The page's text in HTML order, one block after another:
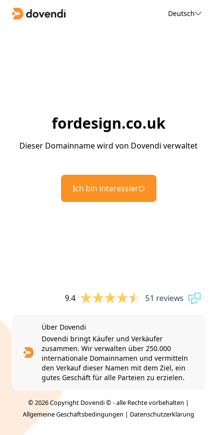
Deutsch
fordesign.co.uk
Dieser Domainname wird von Dovendi verwaltet
Ich bin interessiert
9.4 51 reviews
Über Dovendi
Dovendi bringt Käufer und Verkäufer
zusammen. Wir verwalten über 250.000
internationale Domainnamen und vermitteln
den Verkauf dieser Namen mit dem Ziel, ein
gutes Geschäft für alle Parteien zu erzielen.
© 2026 Copyright Dovendi © - alle Rechte vorbehalten |
Allgemeine Geschäftsbedingungen | Datenschutzerklärung